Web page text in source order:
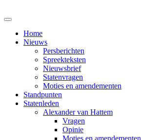
Home
Nieuws
Persberichten
Spreekteksten
Nieuwsbrief
Statenvragen
Moties en amendementen
Standpunten
Statenleden
Alexander van Hattem
Vragen
Opinie
Moties en amendementen